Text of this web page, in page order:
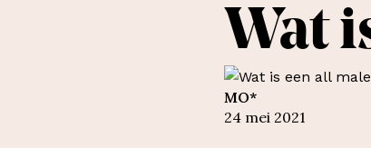
Wat
MO*
24 mei 2021